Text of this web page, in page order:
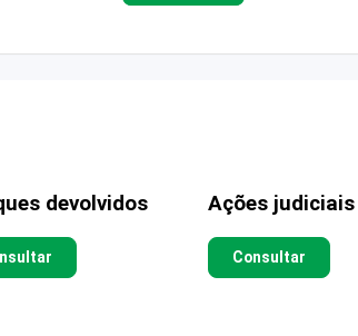
devolvidos Ações judiciais
Consultar